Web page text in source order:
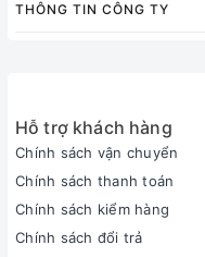
THÔNG TIN CÔNG TY
Hỗ trợ khách hàng
Chính sách vận chuyển
Chính sách thanh toán
Chính sách kiểm hàng
Chính sách đổi trả